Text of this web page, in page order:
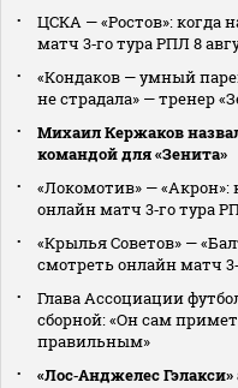
ЦСКА — «Ростов»: когда
матч 3‑го тура РПЛ 8
«Кондаков — умный
не страдала» — тренер
Михаил Кержаков
командой для «Зенита»
«Локомотив» — «Акрон»:
онлайн матч 3‑го тура
«Крылья Советов» —
смотреть онлайн матч
Глава Ассоциации
сборной: «Он сам
правильным»
«Лос‑Анджелес